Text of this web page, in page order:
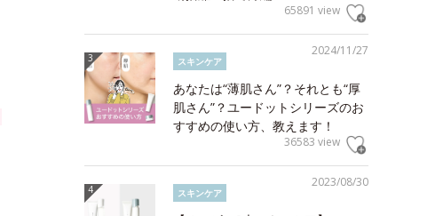
65891 view
2024/11/27
スキンケア
あなたは“薄肌さん”？それとも“厚
肌さん”？ユードットシリーズのお
すすめの使い方、教えます！
36583 view
2023/08/30
スキンケア